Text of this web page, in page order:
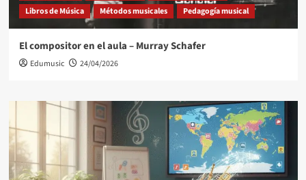
Libros de Música
Métodos musicales Pedagogía musical
El compositor en el aula – Murray Schafer
Edumusic 24/04/2026